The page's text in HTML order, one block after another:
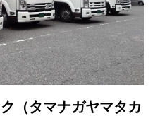
（タマナガヤマタカ